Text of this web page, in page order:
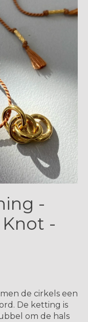
-
-
de cirkels een
De ketting is
om de hals